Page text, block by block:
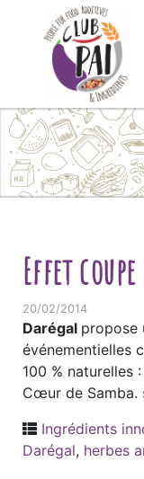
Skip to content
Effet
20/02/2014
Darégal propose
événementielles
100 % naturelles
Cœur de Samba.
Ingrédients
Darégal, herbes